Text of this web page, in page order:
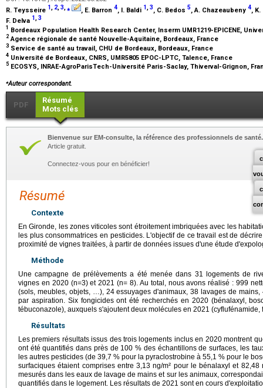
R. Teysseire 1, 2,3,⁎ , E. Barron 4, I. Baldi 1,3, C. Bedos 5, A. Chazeaubeny 4,
F. Delva 1 3
1 Bordeaux Population Health Research Center, Inserm UMR1219-EPICENE,
2 Agence régionale de santé Nouvelle-Aquitaine, Bordeaux, France
3 Service de santé au travail, CHU de Bordeaux, Bordeaux, France
4 Université de Bordeaux, CNRS, UMR5805 EPOC-LPTC, Talence, France
5 ECOSYS, INRAE-AgroParisTech-Université Paris-Saclay, Thiverval-Grignon,
⁎Auteur correspondant.
PDF
Résumé
Mots clés
Bienvenue sur EM-consulte, la référence des professionnels de santé.
Article gratuit.
Connectez-vous pour en bénéficier!
Résumé
Contexte
En Gironde, les zones viticoles sont étroitement imbriquées avec les
les plus consommatrices en pesticides. L'objectif de ce travail est de
proximité de vignes traitées, à partir de données issues d'une étude
Méthode
Une campagne de prélèvements a été menée dans 31 logements de
vignes en 2020 (n=3) et 2021 (n= 8). Au total, nous avons réalisé : 999
(sols, meubles, objets, …), 24 essuyages d'animaux, 38 lavages de
par aspiration. Six fongicides ont été recherchés en 2020 (bénalaxyl,
tébuconazole), auxquels s'ajoutent deux molécules en 2021 (cyflufénamide,
Résultats
Les premiers résultats issus des trois logements inclus en 2020 montrent
ont été quantifiés dans près de 100 % des échantillons de surfaces, les
les autres pesticides (de 39,7 % pour la pyraclostrobine à 55,1 % pour le
surfaciques étaient comprises entre 3,13 ng/m² pour le bénalaxyl et
mesurés dans les eaux de lavage de mains et sur les animaux,
quantifiés dans le logement. Les résultats de 2021 sont en cours